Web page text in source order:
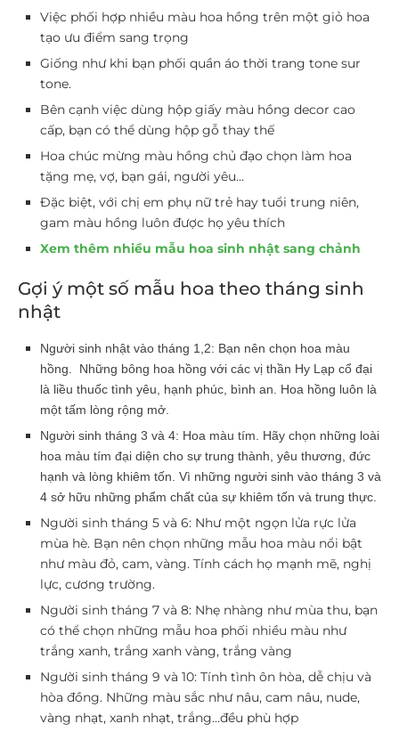
Việc phối hợp nhiều màu hoa hồng trên một giỏ hoa
tạo ưu điểm sang trọng
Giống như khi bạn phối quần áo thời trang tone sur
tone.
Bên cạnh việc dùng hộp giấy màu hồng decor cao
cấp, bạn có thể dùng hộp gỗ thay thế
Hoa chúc mừng màu hồng chủ đạo chọn làm hoa
tặng mẹ, vợ, bạn gái, người yêu…
Đặc biệt, với chị em phụ nữ trẻ hay tuổi trung niên,
gam màu hồng luôn được họ yêu thích
Xem thêm nhiều mẫu hoa sinh nhật sang chảnh
Gợi ý một số mẫu hoa theo tháng sinh
nhật
Người sinh nhật vào tháng 1,2: Bạn nên chọn hoa màu
hồng. Những bông hoa hồng với các vị thần Hy Lạp cổ đại
là liều thuốc tình yêu, hạnh phúc, bình an. Hoa hồng luôn là
một tấm lòng rộng mở.
Người sinh tháng 3 và 4: Hoa màu tím. Hãy chọn những loài
hoa màu tím đại diện cho sự trung thành, yêu thương, đức
hạnh và lòng khiêm tốn. Vì những người sinh vào tháng 3 và
4 sở hữu những phẩm chất của sự khiêm tốn và trung thực.
Người sinh tháng 5 và 6: Như một ngọn lửa rực lửa
mùa hè. Bạn nên chọn những mẫu hoa màu nổi bật
như màu đỏ, cam, vàng. Tính cách họ mạnh mẽ, nghị
lực, cương trường.
Người sinh tháng 7 và 8: Nhẹ nhàng như mùa thu, bạn
có thể chọn những mẫu hoa phối nhiều màu như
trắng xanh, trắng xanh vàng, trắng vàng
Người sinh tháng 9 và 10: Tính tình ôn hòa, dễ chịu và
hòa đồng. Những màu sắc như nâu, cam nâu, nude,
vàng nhạt, xanh nhạt, trắng…đều phù hợp